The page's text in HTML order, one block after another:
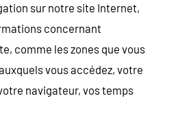
sur notre site Internet,
concernant
comme les zones que vous
vous accédez, votre
navigateur, vos temps